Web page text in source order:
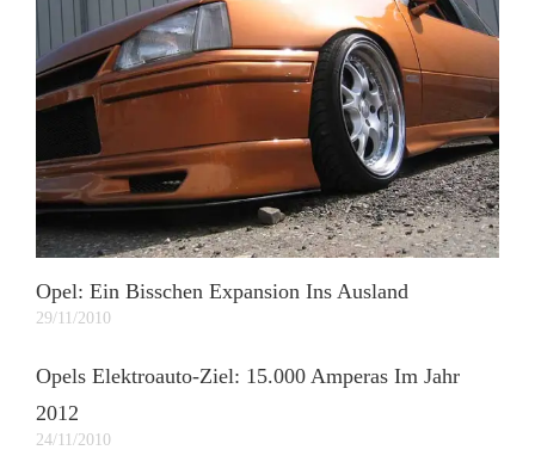
Opel: Ein Bisschen Expansion Ins Ausland
29/11/2010
Opels Elektroauto-Ziel: 15.000 Amperas Im Jahr
2012
24/11/2010